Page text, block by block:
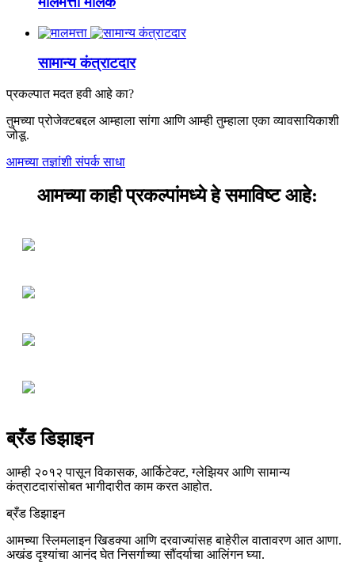
सामान्य कंत्राटदार
प्रकल्पात मदत हवी आहे का?
तुमच्या प्रोजेक्टबद्दल आम्हाला सांगा आणि आम्ही तुम्हाला एका व्यावसायिकाशी
जोडू.
आमच्या तज्ञांशी संपर्क साधा
आमच्या काही प्रकल्पांमध्ये हे समाविष्ट आहे:
ब्रँड डिझाइन
आम्ही २०१२ पासून विकासक, आर्किटेक्ट, ग्लेझियर आणि सामान्य
कंत्राटदारांसोबत भागीदारीत काम करत आहोत.
ब्रँड डिझाइन
आमच्या स्लिमलाइन खिडक्या आणि दरवाज्यांसह बाहेरील वातावरण आत आणा.
अखंड दृश्यांचा आनंद घेत निसर्गाच्या सौंदर्याचा आलिंगन घ्या.